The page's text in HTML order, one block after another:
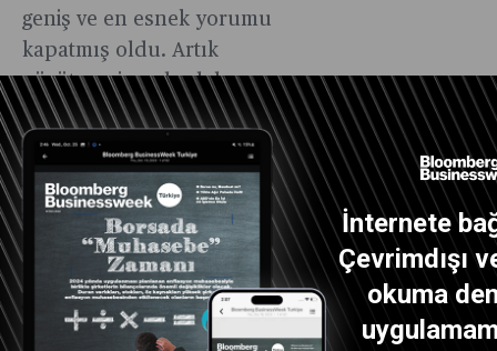
İnternete
Çevrimdışı
okuma
geniş ve en esnek yorumu
kapatmış oldu. Artık
yürütmenin yolu daha
dolambaçlı ve hukuki eşikleri
daha yüksek. Kuvvetler
ayrılığının tüm dinamikleri
ticaret politikasına müdahil.
Kararın ekonomik etkileri de
hafif değil. Milyarlarca dolarlık
(130-200 milyar) iade ihtimali,
ticaret anlaşmalarının hukuki